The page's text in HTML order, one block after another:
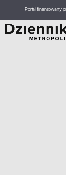
Portal finansowany